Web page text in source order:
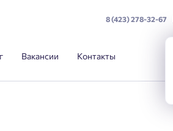
8 (423) 278-32-67
Вакансии Контакты